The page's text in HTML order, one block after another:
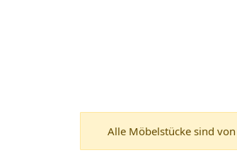
Alle Möbelstücke sind